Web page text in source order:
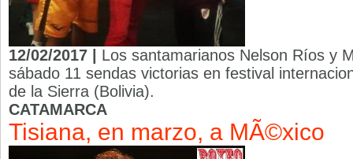
12/02/2017 | Los santamarianos Nelson Ríos y
sábado 11 sendas victorias en festival
de la Sierra (Bolivia).
CATAMARCA
Tisiana, en marzo, a MÃ©xico